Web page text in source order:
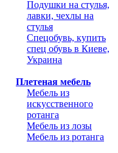
Подушки на стулья,
лавки, чехлы на
стулья
Спецобувь, купить
спец обувь в Киеве,
Украина
Плетеная мебель
Мебель из
искусственного
ротанга
Мебель из лозы
Мебель из ротанга